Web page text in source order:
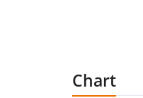
Chart